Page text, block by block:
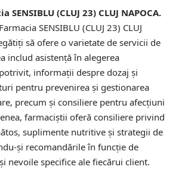
SENSIBLU (CLUJ 23) CLUJ NAPOCA.
SENSIBLU (CLUJ 23) CLUJ
să ofere o varietate de servicii de
includ asistență în alegerea
informații despre dozaj și
pentru prevenirea și gestionarea
precum și consiliere pentru afecțiuni
farmaciștii oferă consiliere privind
suplimente nutritive și strategii de
și recomandările în funcție de
nevoile specifice ale fiecărui client.